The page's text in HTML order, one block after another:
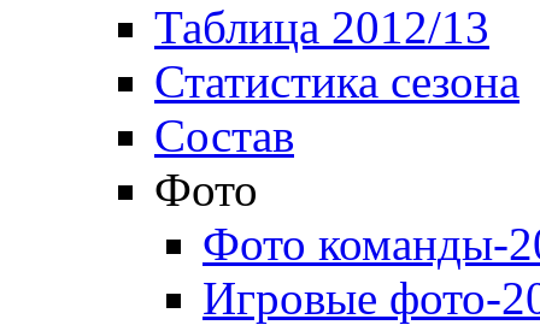
Таблица 2012/13
Статистика сезона
Состав
Фото
Фото команды-
Игровые фото-